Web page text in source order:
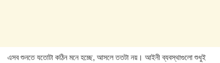
এসব শুনতে যতোটা কঠিন মনে হচ্ছে, আসলে ততটা নয়। আইনী ব্যবস্থাগুলো শুধুই